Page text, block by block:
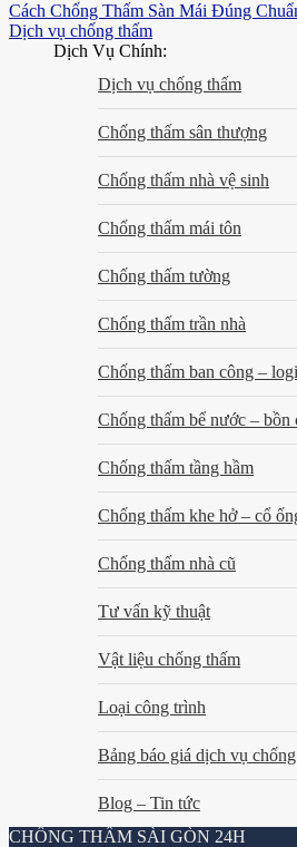
Cách Chống Thấm Sàn Mái Đúng
Dịch vụ chống thấm
Dịch Vụ Chính:
Dịch vụ chống thấm
Chống thấm sân thượng
Chống thấm nhà vệ sinh
Chống thấm mái tôn
Chống thấm tường
Chống thấm trần nhà
Chống thấm ban công –
Chống thấm bể nước – bồn
Chống thấm tầng hầm
Chống thấm khe hở – cổ
Chống thấm nhà cũ
Tư vấn kỹ thuật
Vật liệu chống thấm
Loại công trình
Bảng báo giá dịch vụ
Blog – Tin tức
CHỐNG THẤM SÀI GÒN 24H